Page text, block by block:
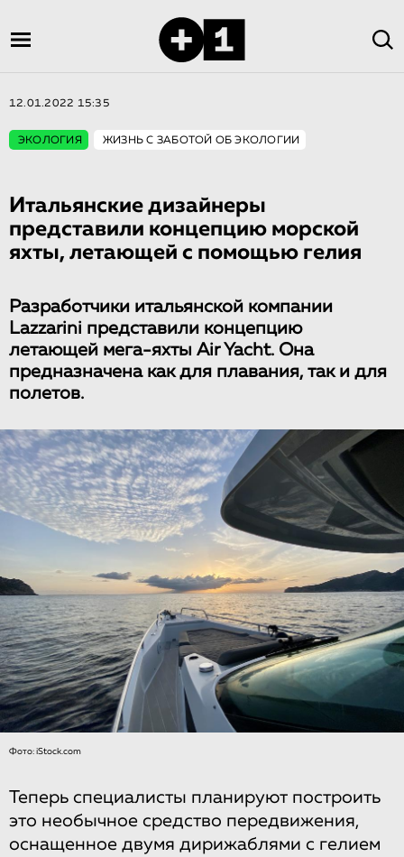
12.01.2022 15:35
ЭКОЛОГИЯ ЖИЗНЬ С ЗАБОТОЙ ОБ ЭКОЛОГИИ
Итальянские дизайнеры
представили концепцию морской
яхты, летающей с помощью гелия
Разработчики итальянской компании
Lazzarini представили концепцию
летающей мега-яхты Air Yacht. Она
предназначена как для плавания, так и для
полетов.
Фото: iStock.com
Теперь специалисты планируют построить
это необычное средство передвижения,
оснащенное двумя дирижаблями с гелием